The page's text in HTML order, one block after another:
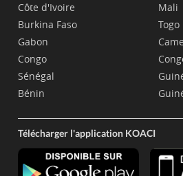
Côte d'Ivoire
Burkina Faso
Gabon
Congo
Sénégal
Bénin
Mali
Togo
Télécharger l'application KOACI